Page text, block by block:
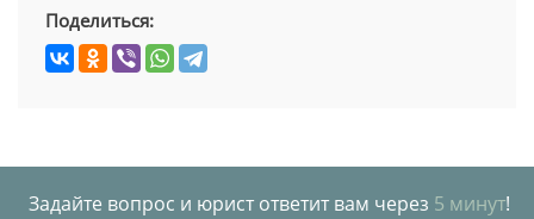
Поделиться:
Задайте вопрос и юрист ответит вам через 5 минут!